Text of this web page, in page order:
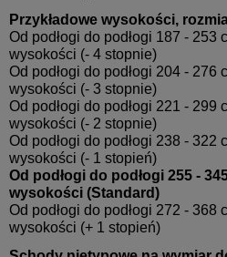
Przykładowe wysokości,
Od podłogi do podłogi 187 - 253
wysokości (- 4 stopnie)
Od podłogi do podłogi 204 - 276
wysokości (- 3 stopnie)
Od podłogi do podłogi 221 - 299
wysokości (- 2 stopnie)
Od podłogi do podłogi 238 - 322
wysokości (- 1 stopień)
Od podłogi do podłogi 255 -
wysokości (Standard)
Od podłogi do podłogi 272 - 368
wysokości (+ 1 stopień)